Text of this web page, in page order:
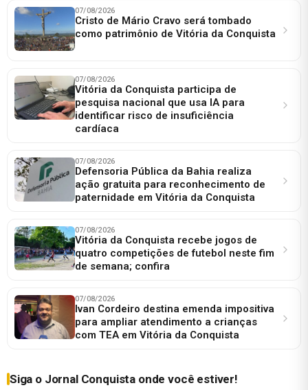
07/08/2026
Cristo de Mário Cravo será tombado
como patrimônio de Vitória da Conquista
07/08/2026
Vitória da Conquista participa de
pesquisa nacional que usa IA para
identificar risco de insuficiência
cardíaca
07/08/2026
Defensoria Pública da Bahia realiza
ação gratuita para reconhecimento de
paternidade em Vitória da Conquista
07/08/2026
Vitória da Conquista recebe jogos de
quatro competições de futebol neste fim
de semana; confira
07/08/2026
Ivan Cordeiro destina emenda impositiva
para ampliar atendimento a crianças
com TEA em Vitória da Conquista
Siga o Jornal Conquista onde você estiver!